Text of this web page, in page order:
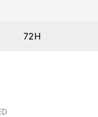
72H